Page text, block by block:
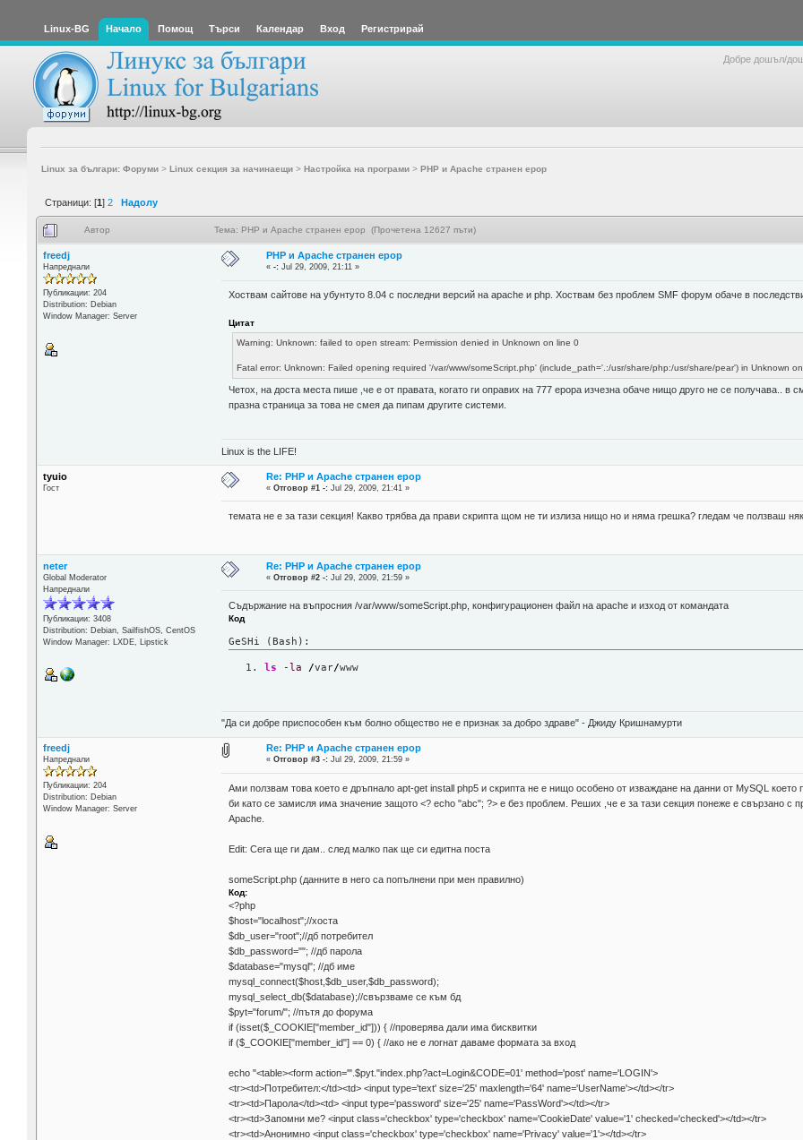
Linux-BG Начало Помощ Търси Календар Вход Регистрирай
Добре дошъл/
Linux за българи: Форуми> Linux секция за начинаещи> Настройка на програми> PHP и Apache странен ерор
Страници: [1] 2 Надолу
Автор Тема: PHP и Apache странен ерор (Прочетена 12627 пъти)
freedj
Напреднали
Публикации: 204
Distribution: Debian
Window Manager: Server
PHP и Apache странен ерор
«-: Jul 29, 2009, 21:11 »
Хоствам сайтове на убунтуто 8.04 с последни версий на apache и php. Хоствам без проблем SMF форум обаче в
Цитат
Warning: Unknown: failed to open stream: Permission denied in Unknown on line 0
Fatal error: Unknown: Failed opening required '/var/www/someScript.php' (include_path='.:/usr/share/php:/usr/share/pear') in Unknown
Четох, на доста места пише ,че е от правата, когато ги оправих на 777 ерора изчезна обаче нищо друго не се получава.. в
празна страница за това не смея да пипам другите системи.
Linux is the LIFE!
tyuio
Гост
Re: PHP и Apache странен ерор
«Отговор #1 -: Jul 29, 2009, 21:41 »
темата не е за тази секция! Какво трябва да прави скрипта щом не ти излиза нищо но и няма грешка? гледам че ползваш
neter
Global Moderator
Напреднали
Публикации: 3408
Distribution: Debian, SailfishOS, CentOS
Window Manager: LXDE, Lipstick
Re: PHP и Apache странен ерор
«Отговор #2 -: Jul 29, 2009, 21:59 »
Съдържание на въпросния /var/www/someScript.php, конфигурационен файл на apache и изход от командата
Код
GeSHi (Bash):
ls -la /var/www
"Да си добре приспособен към болно общество не е признак за добро здраве" - Джиду Кришнамурти
freedj
Напреднали
Публикации: 204
Distribution: Debian
Window Manager: Server
Re: PHP и Apache странен ерор
«Отговор #3 -: Jul 29, 2009, 21:59 »
Ами ползвам това което е дръпнало apt-get install php5 и скрипта не е нищо особено от изваждане на данни от MySQL
би като се замисля има значение защото <? echo "abc"; ?> е без проблем. Реших ,че е за тази секция понеже е свързано с
Apache.
Edit: Сега ще ги дам.. след малко пак ще си едитна поста
someScript.php (данните в него са попълнени при мен правилно)
Код:
<?php
$host="localhost";//хоста
$db_user="root";//дб потребител
$db_password=""; //дб парола
$database="mysql"; //дб име
mysql_connect($host,$db_user,$db_password);
mysql_select_db($database);//свързваме се към бд
$pyt="forum/"; //пътя до форума
if (isset($_COOKIE["member_id"])) { //проверява дали има бисквитки
if ($_COOKIE["member_id"] == 0) { //ако не е логнат даваме формата за вход
echo "<table><form action='".$pyt."index.php?act=Login&CODE=01' method='post' name='LOGIN'>
<tr><td>Потребител:</td><td> <input type='text' size='25' maxlength='64' name='UserName'></td></tr>
<tr><td>Парола</td><td> <input type='password' size='25' name='PassWord'></td></tr>
<tr><td>Запомни ме? <input class='checkbox' type='checkbox' name='CookieDate' value='1' checked='checked'></td></tr>
<tr><td>Анонимно <input class='checkbox' type='checkbox' name='Privacy' value='1'></td></tr>